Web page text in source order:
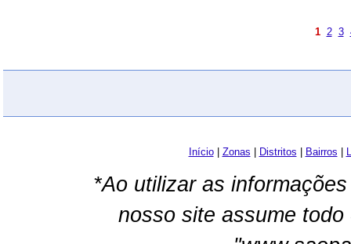
1 2 3
Início| Zonas Distritos Bairros
*Ao utilizar as
nosso site assume